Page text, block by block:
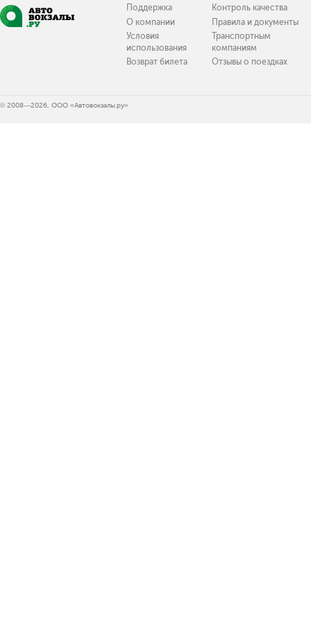
Поддержка
О компании
Условия
использования
Возврат билета
Контроль качества
Правила и документы
Транспортным
компаниям
Отзывы о поездках
© 2008—2026, ООО «Автовокзалы.ру»